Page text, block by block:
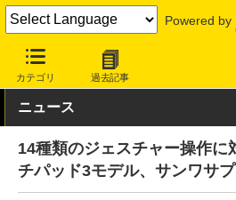
Powered by
カテゴリ 過去記事
INTERNET Watch ハードウェア
ニュース
14種類のジェスチャー操作に
チパッド3モデル、サンワサ